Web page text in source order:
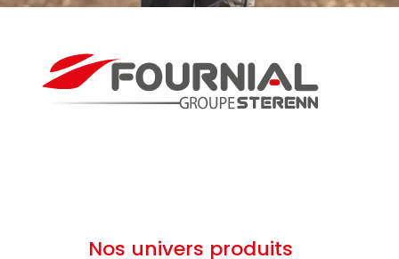
Nos univers produits